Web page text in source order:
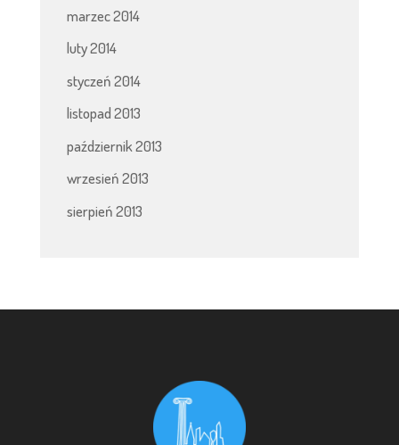
marzec 2014
luty 2014
styczeń 2014
listopad 2013
październik 2013
wrzesień 2013
sierpień 2013